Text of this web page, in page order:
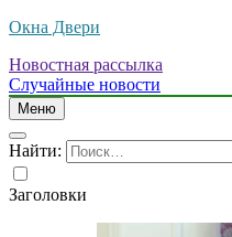
Окна Двери
Новостная рассылка
Случайные новости
Меню
Найти:
Заголовки